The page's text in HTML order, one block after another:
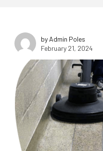
by Admin Poles
February 21, 2024